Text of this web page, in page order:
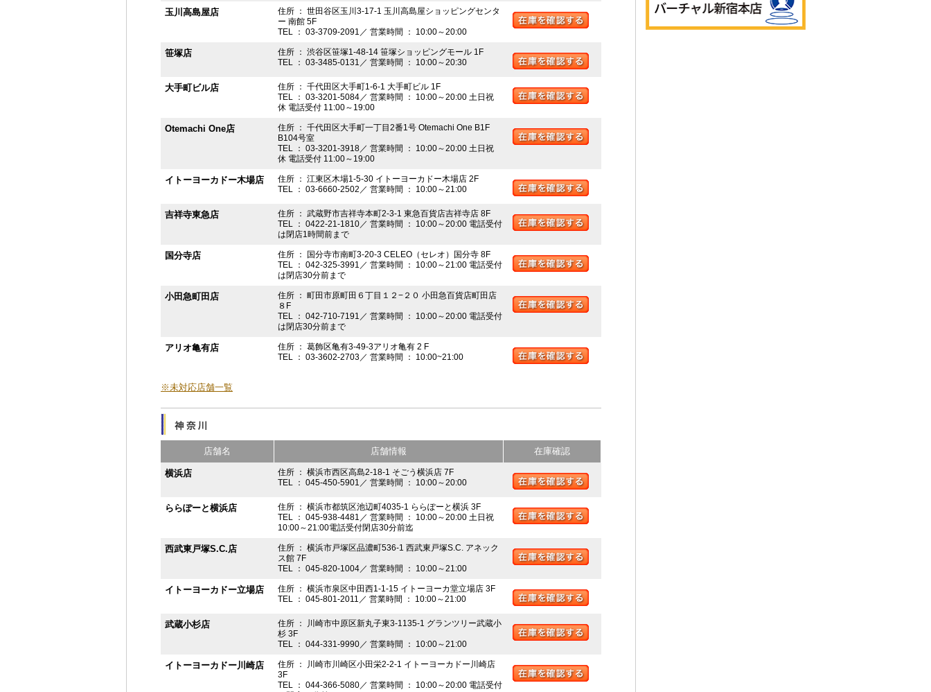
玉川高島屋店
住所 ： 世田谷区玉川3-17-1 玉川高島屋ショッピングセンタ
ー 南館 5F
TEL ： 03-3709-2091／ 営業時間 ： 10:00～20:00
笹塚店
住所 ： 渋谷区笹塚1-48-14 笹塚ショッピングモール 1F
TEL ： 03-3485-0131／ 営業時間 ： 10:00～20:30
大手町ビル店
住所 ： 千代田区大手町1-6-1 大手町ビル 1F
TEL ： 03-3201-5084／ 営業時間 ： 10:00～20:00 土日祝
休 電話受付 11:00～19:00
Otemachi One店
住所 ： 千代田区大手町一丁目2番1号 Otemachi One B1F
B104号室
TEL ： 03-3201-3918／ 営業時間 ： 10:00～20:00 土日祝
休 電話受付 11:00～19:00
イトーヨーカドー木場店
住所 ： 江東区木場1-5-30 イトーヨーカドー木場店 2F
TEL ： 03-6660-2502／ 営業時間 ： 10:00～21:00
吉祥寺東急店
住所 ： 武蔵野市吉祥寺本町2-3-1 東急百貨店吉祥寺店 8F
TEL ： 0422-21-1810／ 営業時間 ： 10:00～20:00 電話受付
は閉店1時間前まで
国分寺店
住所 ： 国分寺市南町3-20-3 CELEO（セレオ）国分寺 8F
TEL ： 042-325-3991／ 営業時間 ： 10:00～21:00 電話受付
は閉店30分前まで
小田急町田店
住所 ： 町田市原町田６丁目１２−２０ 小田急百貨店町田店
８F
TEL ： 042-710-7191／ 営業時間 ： 10:00～20:00 電話受付
は閉店30分前まで
アリオ亀有店
住所 ： 葛飾区亀有3-49-3アリオ亀有 2 F
TEL ： 03-3602-2703／ 営業時間 ： 10:00~21:00
※未対応店舗一覧
店舗名 店舗情報 在庫確認
横浜店
住所 ： 横浜市西区高島2-18-1 そごう横浜店 7F
TEL ： 045-450-5901／ 営業時間 ： 10:00～20:00
ららぽーと横浜店
住所 ： 横浜市都筑区池辺町4035-1 ららぽーと横浜 3F
TEL ： 045-938-4481／ 営業時間 ： 10:00～20:00 土日祝
10:00～21:00電話受付閉店30分前迄
西武東戸塚S.C.店
住所 ： 横浜市戸塚区品濃町536-1 西武東戸塚S.C. アネック
ス館 7F
TEL ： 045-820-1004／ 営業時間 ： 10:00～21:00
イトーヨーカドー立場店
住所 ： 横浜市泉区中田西1-1-15 イトーヨーカ堂立場店 3F
TEL ： 045-801-2011／ 営業時間 ： 10:00～21:00
武蔵小杉店
住所 ： 川崎市中原区新丸子東3-1135-1 グランツリー武蔵小
杉 3F
TEL ： 044-331-9990／ 営業時間 ： 10:00～21:00
イトーヨーカドー川崎店
住所 ： 川崎市川崎区小田栄2-2-1 イトーヨーカドー川崎店
3F
TEL ： 044-366-5080／ 営業時間 ： 10:00～20:00 電話受付